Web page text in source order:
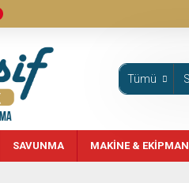
Tümü
SAVUNMA MAKINE & EKIPMAN